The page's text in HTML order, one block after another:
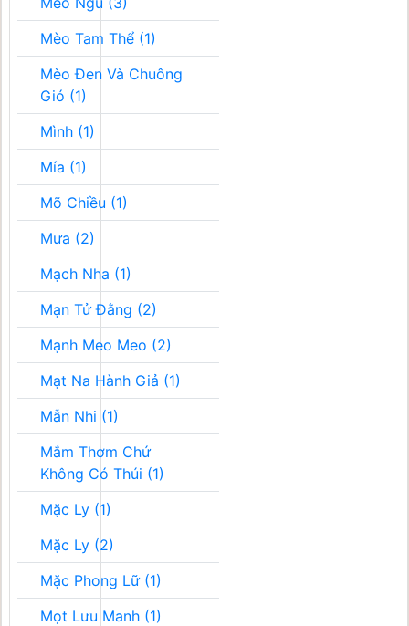
Mèo Tam Thể (1)
Mèo Đen Và Chuông
Gió (1)
Mình (1)
Mía (1)
Mõ Chiều (1)
Mưa (2)
Mạch Nha (1)
Mạn Tử Đằng (2)
Mạnh Meo Meo (2)
Mạt Na Hành Giả (1)
Mẫn Nhi (1)
Mắm Thơm Chứ
Không Có Thúi (1)
Mặc Ly (1)
Mặc Ly (2)
Mặc Phong Lữ (1)
Mọt Lưu Manh (1)